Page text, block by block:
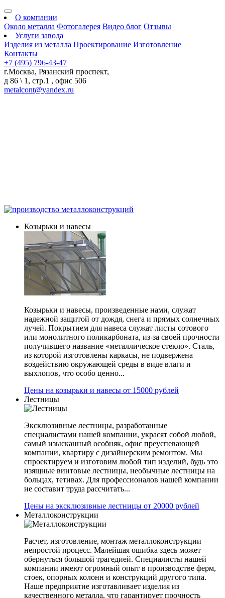
О компании
Около металла Фотогалерея Видео блог Отзывы
Услуги завода
Изделия из металла Проектирование Изготовление
Контакты
+7 (495) 796-43-47
г.Москва, Рязанский проспект,
д 86 \ 1, стр.1 , офис 506
metalcont@yandex.ru
Козырьки и навесы
Козырьки и навесы, произведенные нами, служат
надежной защитой от дождя, снега и прямых солнечных
лучей. Покрытием для навеса служат листы сотового
или монолитного поликарбоната, из-за своей прочности
получившего название «металлическое стекло». Сталь,
из которой изготовлены каркасы, не подвержена
воздействию окружающей среды в виде влаги и
выхлопов, что особо ценно...
Цены на козырьки и навесы от 15000 рублей
Лестницы
Эксклюзивные лестницы, разработанные
специалистами нашей компании, украсят собой любой,
самый изысканный особняк, офис преуспевающей
компании, квартиру с дизайнерским ремонтом. Мы
спроектируем и изготовим любой тип изделий, будь это
изящные винтовые лестницы, необычные лестницы на
больцах, тетивах. Для профессионалов нашей компании
не составит труда рассчитать...
Цены на эксклюзивные лестницы от 20000 рублей
Металлоконструкции
Расчет, изготовление, монтаж металлоконструкции –
непростой процесс. Малейшая ошибка здесь может
обернуться большой трагедией. Специалисты нашей
компании имеют огромный опыт в производстве ферм,
стоек, опорных колонн и конструкций другого типа.
Наше предприятие изготавливает изделия из
качественного металла, что гарантирует прочность